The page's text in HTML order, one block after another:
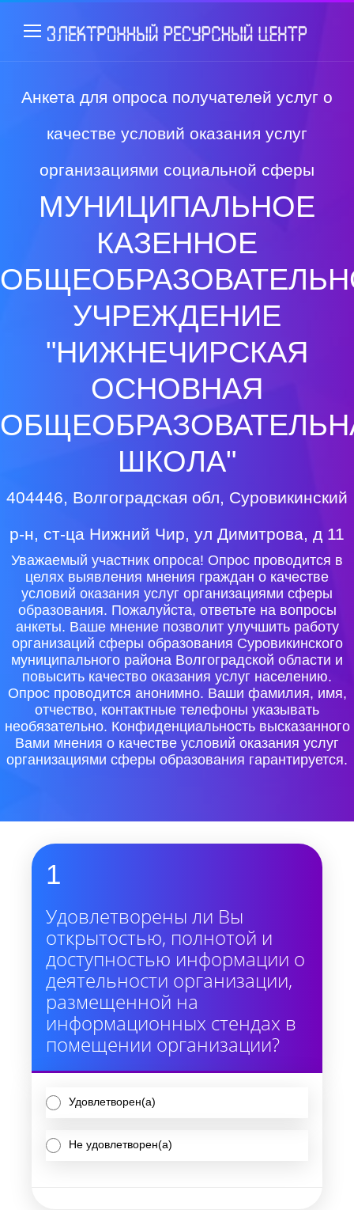
Анкета для опроса получателей услуг о
качестве условий оказания услуг
организациями социальной сферы
МУНИЦИПАЛЬНОЕ
КАЗЕННОЕ
УЧРЕЖДЕНИЕ
"НИЖНЕЧИРСКАЯ
ОСНОВНАЯ
ШКОЛА"
404446, Волгоградская обл, Суровикинский
р-н, ст-ца Нижний Чир, ул Димитрова, д 11
Уважаемый участник опроса! Опрос проводится в
целях выявления мнения граждан о качестве
условий оказания услуг организациями сферы
образования. Пожалуйста, ответьте на вопросы
анкеты. Ваше мнение позволит улучшить работу
организаций сферы образования Суровикинского
муниципального района Волгоградской области и
повысить качество оказания услуг населению.
Опрос проводится анонимно. Ваши фамилия, имя,
отчество, контактные телефоны указывать
необязательно. Конфиденциальность высказанного
Вами мнения о качестве условий оказания услуг
организациями сферы образования гарантируется.
1
Удовлетворены ли Вы
открытостью, полнотой и
доступностью информации о
деятельности организации,
размещенной на
информационных стендах в
помещении организации?
Удовлетворен(а)
Не удовлетворен(а)